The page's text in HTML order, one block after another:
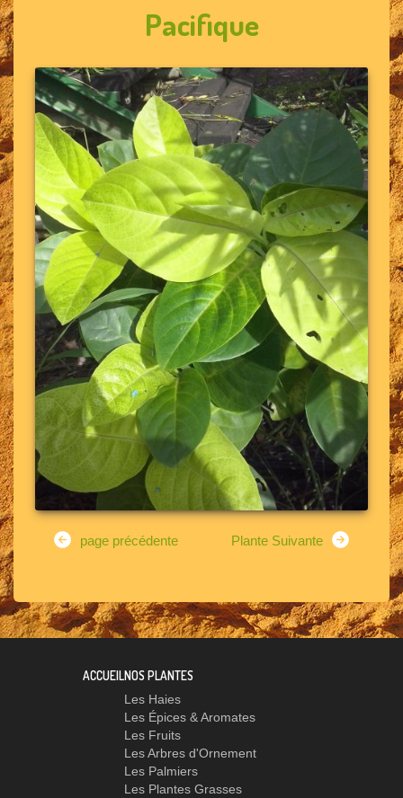
Pacifique
page précédente Plante Suivante
ACCUEILNOS PLANTES
Les Haies
Les Épices & Aromates
Les Fruits
Les Arbres d'Ornement
Les Palmiers
Les Plantes Grasses